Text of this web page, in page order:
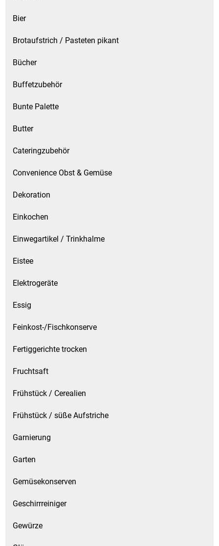
Kau-/ Fruchtgummi/ Kindersüßware
Kerzen / Anzündhilfen
Limonaden
Marinierte / geräucherte Fische
Mehl / Griess / Stärke / Getreide
Mundpflege
Patisserie
Pikante Snacks
Porzellan
POS Material Trinkwerk
Salz
Bier
Brotaufstrich / Pasteten pikant
Bücher
Buffetzubehör
Bunte Palette
Butter
Cateringzubehör
Convenience Obst & Gemüse
Dekoration
Einkochen
Einwegartikel / Trinkhalme
Eistee
Elektrogeräte
Essig
Feinkost-/Fischkonserve
Fertiggerichte trocken
Fruchtsaft
Frühstück / Cerealien
Frühstück / süße Aufstriche
Garnierung
Garten
Gemüsekonserven
Geschirrreiniger
Gewürze